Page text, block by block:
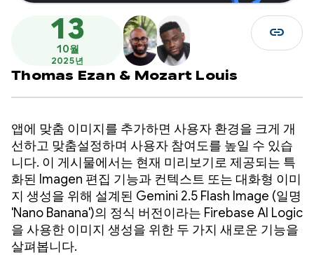
13
10월
2025년
Thomas Ezan & Mozart Louis
link
앱에 맞춤 이미지를 추가하면 사용자 환경을 크게 개
선하고 맞춤설정하며 사용자 참여도를 높일 수 있습
니다. 이 게시물에서는 현재 미리보기로 제공되는 특
화된 Imagen 편집 기능과 컨텍스트 또는 대화형 이미
지 생성을 위해 설계된 Gemini 2.5 Flash Image (일명
'Nano Banana')의 정식 버전이라는 Firebase AI Logic
을 사용한 이미지 생성을 위한 두 가지 새로운 기능을
살펴봅니다.